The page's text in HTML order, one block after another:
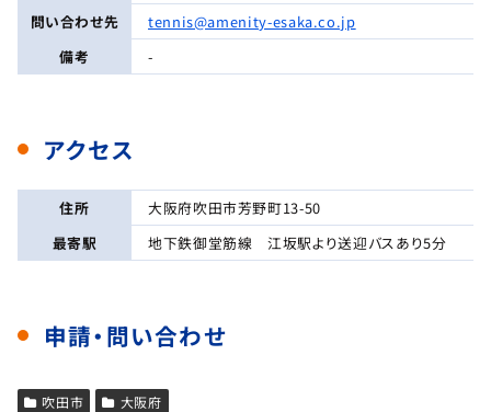
問い合わせ先
tennis@amenity-esaka.co.jp
備考
-
アクセス
住所
大阪府吹田市芳野町13-50
最寄駅
地下鉄御堂筋線 江坂駅より送迎バスあり5分
申請・問い合わせ
吹田市 大阪府